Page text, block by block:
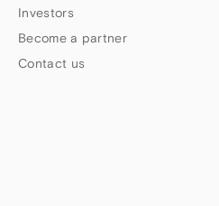
Investors
Become a partner
Contact us